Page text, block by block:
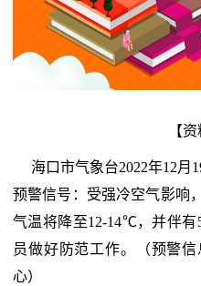
【
海口市气象台2022年12月
预警信号：受强冷空气影响
气温将降至12-14℃，并伴有
员做好防范工作。（预警
心）